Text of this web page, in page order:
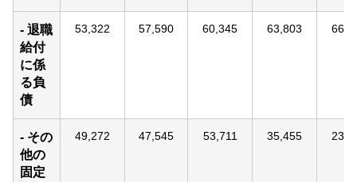
- 退職
給付
に係
る負
債
53,322 57,590 60,345 63,803
- その
他の
固定
49,272 47,545 53,711 35,455